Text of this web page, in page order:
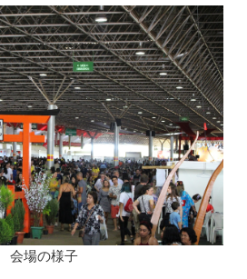
会場の様子